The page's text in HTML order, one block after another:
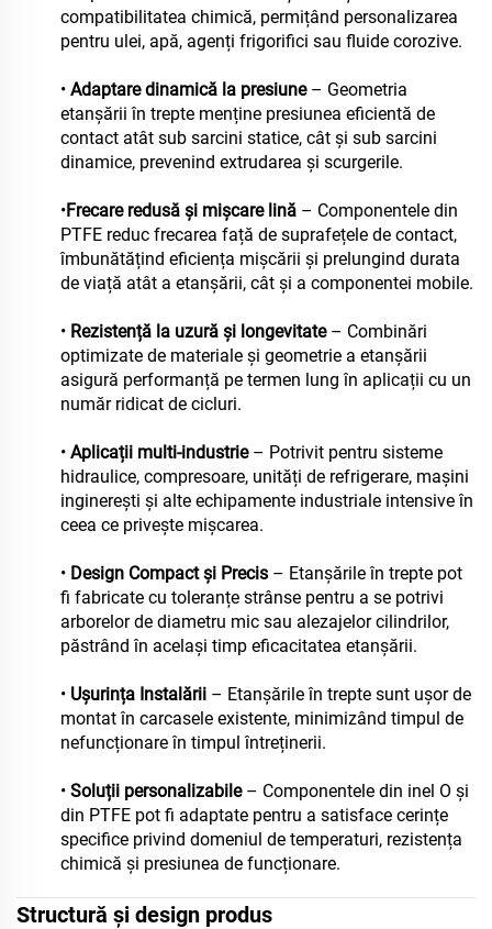
compatibilitatea chimică, permițând personalizarea
pentru ulei, apă, agenți frigorifici sau fluide corozive.
• Adaptare dinamică la presiune – Geometria
etanșării în trepte menține presiunea eficientă de
contact atât sub sarcini statice, cât și sub sarcini
dinamice, prevenind extrudarea și scurgerile.
•Frecare redusă și mișcare lină – Componentele din
PTFE reduc frecarea față de suprafețele de contact,
îmbunătățind eficiența mișcării și prelungind durata
de viață atât a etanșării, cât și a componentei mobile.
• Rezistență la uzură și longevitate – Combinări
optimizate de materiale și geometrie a etanșării
asigură performanță pe termen lung în aplicații cu un
număr ridicat de cicluri.
• Aplicații multi-industrie – Potrivit pentru sisteme
hidraulice, compresoare, unități de refrigerare, mașini
inginerești și alte echipamente industriale intensive în
ceea ce privește mișcarea.
• Design Compact și Precis – Etanșările în trepte pot
fi fabricate cu toleranțe strânse pentru a se potrivi
arborelor de diametru mic sau alezajelor cilindrilor,
păstrând în același timp eficacitatea etanșării.
• Ușurința Instalării – Etanșările în trepte sunt ușor de
montat în carcasele existente, minimizând timpul de
nefuncționare în timpul întreținerii.
• Soluții personalizabile – Componentele din inel O și
din PTFE pot fi adaptate pentru a satisface cerințe
specifice privind domeniul de temperaturi, rezistența
chimică și presiunea de funcționare.
Structură și design produs